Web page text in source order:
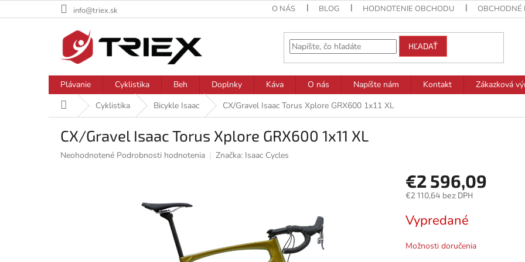
na
info@triex.sk O NÁS BLOG HODNOTENIE OBCHODU OBCHODNÉ
HĽADAŤ
Plávanie Cyklistika Beh Doplnky Káva O nás Napíšte nám Kontakt
Zákazková
DomovCyklistika Bicykle Isaac CX/Gravel Isaac Torus Xplore GRX600 1x11 XL
CX/Gravel Isaac Torus Xplore GRX600 1x11 XL
Priemerné
Neohodnotené Podrobnosti hodnotenia Značka: Isaac Cycles
€2 596,09
€2 110,64 bez DPH
cena:
Vypredané
Možnosti doručenia